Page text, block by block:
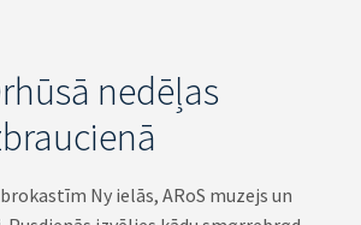
nedēļas
Ny ielās, ARoS muzejs un